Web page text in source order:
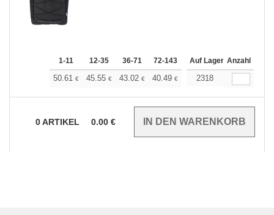
1-11 12-35 36-71 72-143 144-287 288 +
Auf Lager Anzahl
50.61 € 45.55 € 43.02 € 40.49 € 37.96€
2318
0ARTIKEL 0.00 €